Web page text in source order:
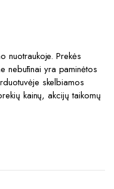
nuotraukoje. Prekės
nebūtinai yra paminėtos
skelbiamos
kainų, akcijų taikomų